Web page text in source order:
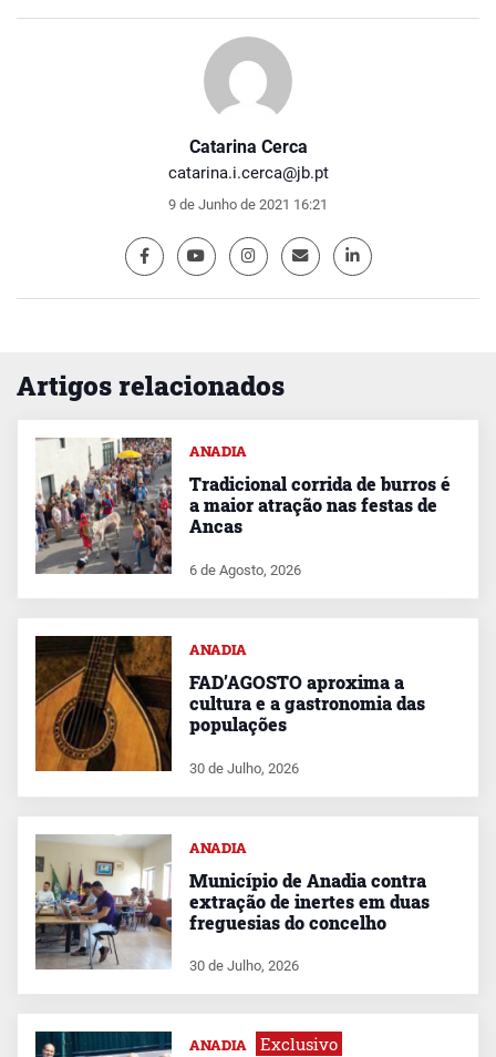
Catarina Cerca
catarina.i.cerca@jb.pt
9 de Junho de 2021 16:21
Artigos relacionados
ANADIA
Tradicional corrida de burros é
a maior atração nas festas de
Ancas
6 de Agosto, 2026
ANADIA
FAD’AGOSTO aproxima a
cultura e a gastronomia das
populações
30 de Julho, 2026
ANADIA
Município de Anadia contra
extração de inertes em duas
freguesias do concelho
30 de Julho, 2026
ANADIA Exclusivo